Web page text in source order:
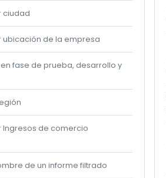
ciudad
ubicación de la empresa
fase de prueba, desarrollo y
Ingresos de comercio
de un informe filtrado